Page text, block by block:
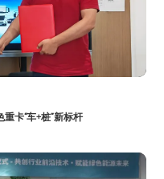
卡“车+桩”新标杆